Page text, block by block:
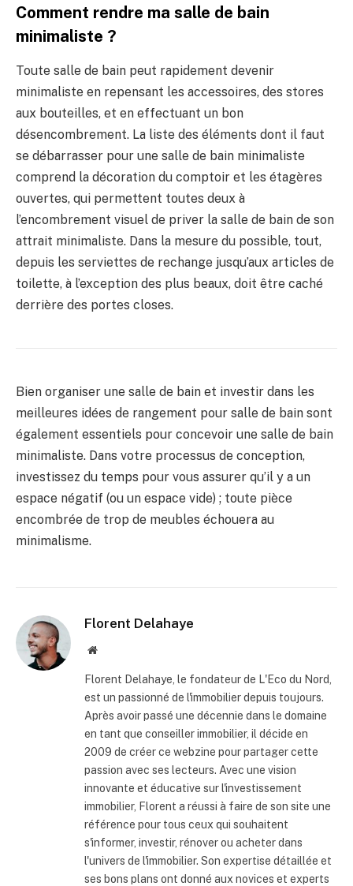
Comment rendre ma salle de bain
minimaliste ?
Toute salle de bain peut rapidement devenir
minimaliste en repensant les accessoires, des stores
aux bouteilles, et en effectuant un bon
désencombrement. La liste des éléments dont il faut
se débarrasser pour une salle de bain minimaliste
comprend la décoration du comptoir et les étagères
ouvertes, qui permettent toutes deux à
l’encombrement visuel de priver la salle de bain de son
attrait minimaliste. Dans la mesure du possible, tout,
depuis les serviettes de rechange jusqu’aux articles de
toilette, à l’exception des plus beaux, doit être caché
derrière des portes closes.
Bien organiser une salle de bain et investir dans les
meilleures idées de rangement pour salle de bain sont
également essentiels pour concevoir une salle de bain
minimaliste. Dans votre processus de conception,
investissez du temps pour vous assurer qu’il y a un
espace négatif (ou un espace vide) ; toute pièce
encombrée de trop de meubles échouera au
minimalisme.
Florent Delahaye
Site
Florent Delahaye, le fondateur de L'Eco du Nord,
est un passionné de l'immobilier depuis toujours.
Après avoir passé une décennie dans le domaine
en tant que conseiller immobilier, il décide en
2009 de créer ce webzine pour partager cette
passion avec ses lecteurs. Avec une vision
innovante et éducative sur l'investissement
immobilier, Florent a réussi à faire de son site une
référence pour tous ceux qui souhaitent
s'informer, investir, rénover ou acheter dans
l'univers de l'immobilier. Son expertise détaillée et
ses bons plans ont donné aux novices et experts